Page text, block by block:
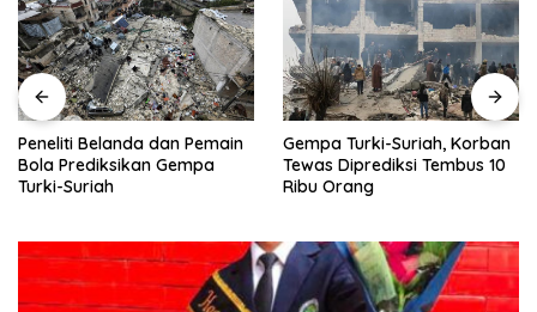
Peneliti Belanda dan Pemain
Bola Prediksikan Gempa
Turki-Suriah
Gempa Turki-Suriah, Korban
Tewas Diprediksi Tembus 10
Ribu Orang